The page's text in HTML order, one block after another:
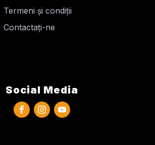
Termeni și condiții
Contactați-ne
Social Media